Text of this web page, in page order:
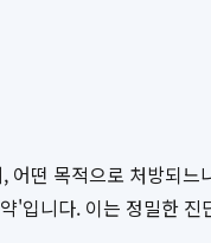
떤 목적으로 처방되느
'입니다. 이는 정밀한